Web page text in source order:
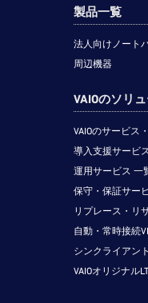
製品一覧
法人向けノート
周辺機器
VAIOのソリ
VAIOのサービス
導入支援サービ
運用サービス 一
保守・保証サー
リプレース・リ
自動・常時接続
シンクライアン
VAIOオリジナル